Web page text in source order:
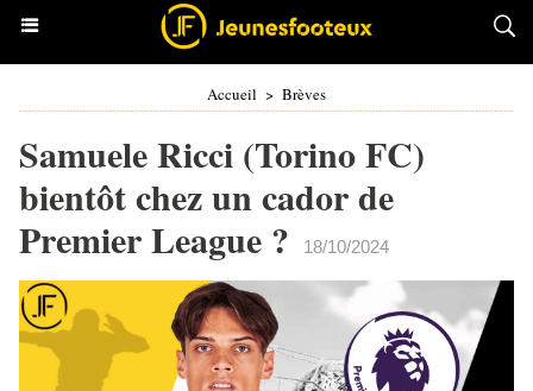
Accueil > Brèves
Samuele Ricci (Torino FC)
bientôt chez un cador de
Premier League ?
18/10/2024